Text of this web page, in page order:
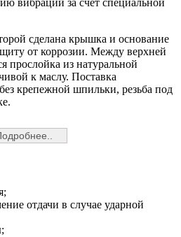
вибраций за счет специальной
сделана крышка и основание
от коррозии. Между верхней
прослойка из натуральной
к маслу. Поставка
крепежной шпильки, резьба под
отдачи в случае ударной